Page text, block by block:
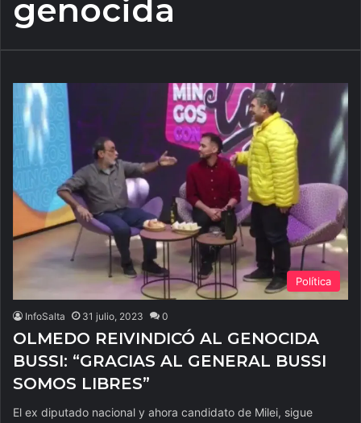
genocida
Política
InfoSalta 31 julio, 2023 0
OLMEDO REIVINDICÓ AL GENOCIDA
BUSSI: “GRACIAS AL GENERAL BUSSI
SOMOS LIBRES”
El ex diputado nacional y ahora candidato de Milei, sigue